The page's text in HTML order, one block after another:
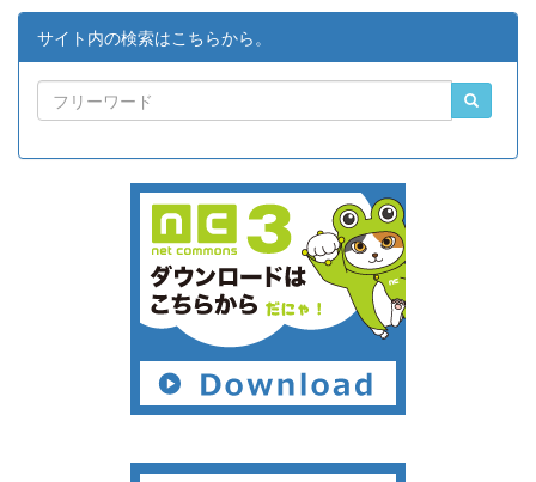
サイト内の検索はこちらから。